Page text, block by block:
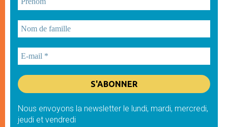
Nous envoyons la newsletter le lundi, mardi, mercredi,
jeudi et vendredi